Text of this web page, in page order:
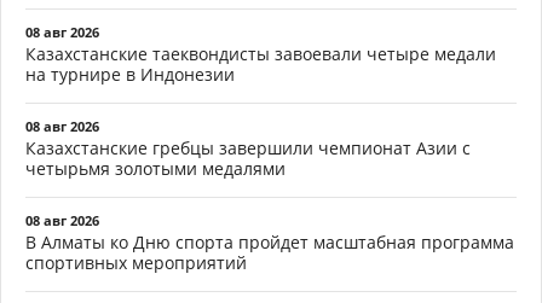
08 авг 2026
Казахстанские таеквондисты завоевали четыре медали
на турнире в Индонезии
08 авг 2026
Казахстанские гребцы завершили чемпионат Азии с
четырьмя золотыми медалями
08 авг 2026
В Алматы ко Дню спорта пройдет масштабная программа
спортивных мероприятий